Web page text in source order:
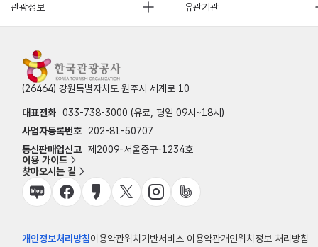
관광정보 유관기관
(26464) 강원특별자치도 원주시 세계로 10
대표전화 033-738-3000 (유료, 평일 09시~18시)
사업자등록번호
202-81-50707
통신판매업신고 제2009-서울중구-1234호
이용 가이드
찾아오시는 길
개인정보처리방침이용약관위치기반서비스 이용약관개인위치정보 처리방침